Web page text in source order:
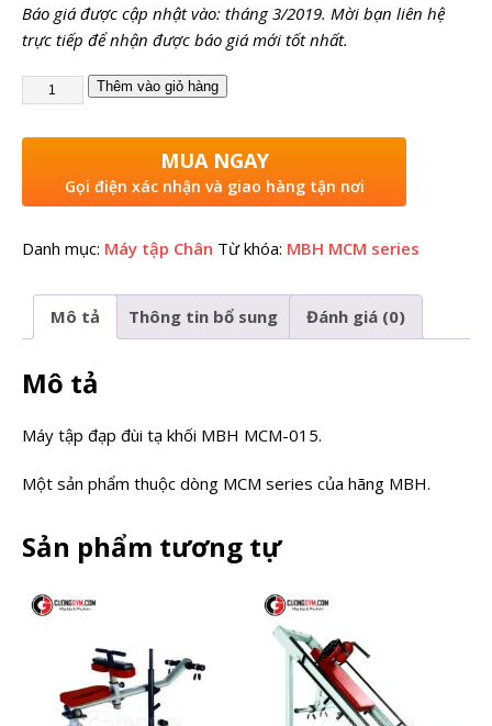
Báo giá được cập nhật vào: tháng 3/2019. Mời bạn liên hệ
trực tiếp để nhận được báo giá mới tốt nhất.
Thêm vào giỏ hàng
MUA NGAY
Gọi điện xác nhận và giao hàng tận nơi
Danh mục: Máy tập Chân Từ khóa: MBH MCM series
Mô tả Thông tin bổ sung Đánh giá (0)
Mô tả
Máy tập đạp đùi tạ khối MBH MCM-015.
Một sản phẩm thuộc dòng MCM series của hãng MBH.
Sản phẩm tương tự